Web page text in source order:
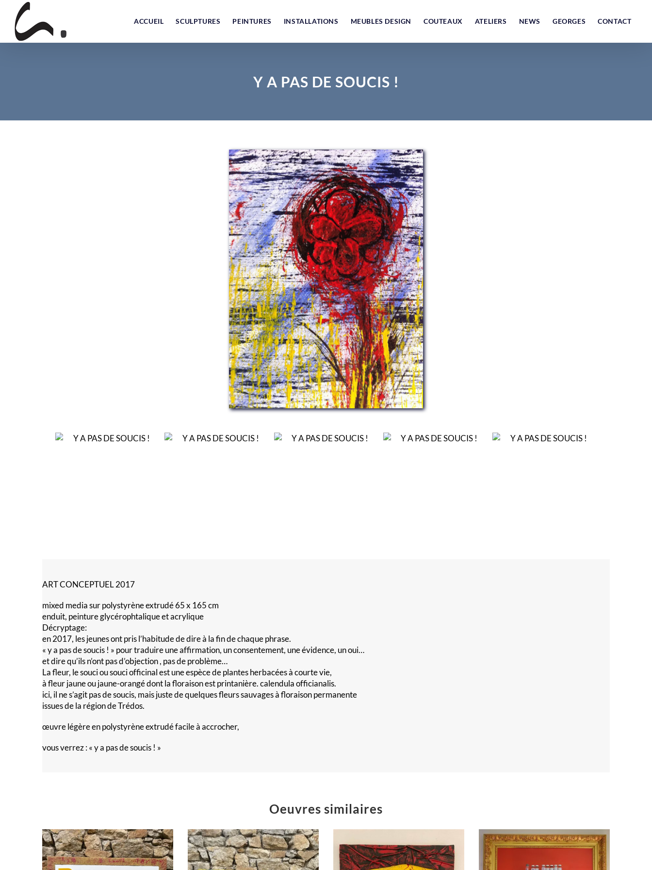
content
ACCUEIL SCULPTURES PEINTURES INSTALLATIONS MEUBLES DESIGN COUTEAUX ATELIERS NEWS GEORGES CONTACT
Y A PAS DE SOUCIS !
ART CONCEPTUEL 2017
mixed media sur polystyrène extrudé 65 x 165 cm
enduit, peinture glycérophtalique et acrylique
Décryptage:
en 2017, les jeunes ont pris l’habitude de dire à la fin de chaque phrase.
« y a pas de soucis ! » pour traduire une affirmation, un consentement, une évidence, un oui…
et dire qu’ils n’ont pas d’objection , pas de problème…
La fleur, le souci ou souci officinal est une espèce de plantes herbacées à courte vie,
à fleur jaune ou jaune-orangé dont la floraison est printanière. calendula officianalis.
ici, il ne s’agit pas de soucis, mais juste de quelques fleurs sauvages à floraison permanente
issues de la région de Trédos.
œuvre légère en polystyrène extrudé facile à accrocher,
vous verrez : « y a pas de soucis ! »
Oeuvres similaires